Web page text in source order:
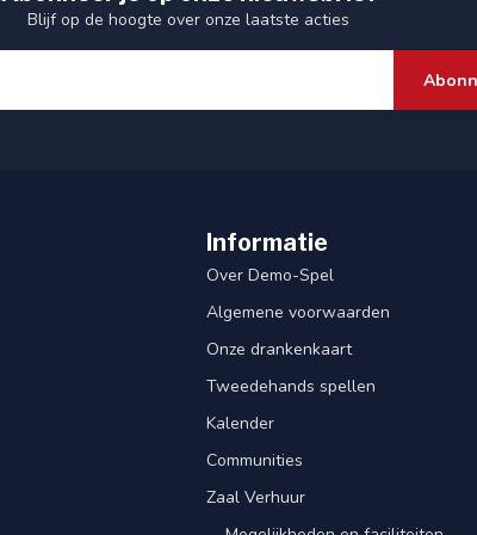
Blijf op de hoogte over onze laatste acties
Informatie
Over Demo-Spel
Algemene voorwaarden
Onze drankenkaart
Tweedehands spellen
Kalender
Communities
Zaal Verhuur